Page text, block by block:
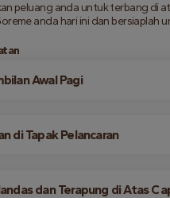
peluang anda untuk terbang di
anda hari ini dan bersiaplah
Awal Pagi
di Tapak Pelancaran
dan Terapung di Atas